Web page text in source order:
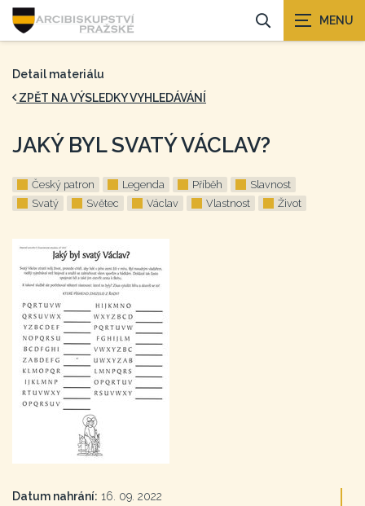
Detail materiálu
ZPĚT NA VÝSLEDKY VYHLEDÁVÁNÍ
JAKÝ BYL SVATÝ VÁCLAV?
Český patron Legenda Příběh
Slavnost
Svatý
Světec Václav Vlastnost Život
Datum nahrání: 16. 09. 2022